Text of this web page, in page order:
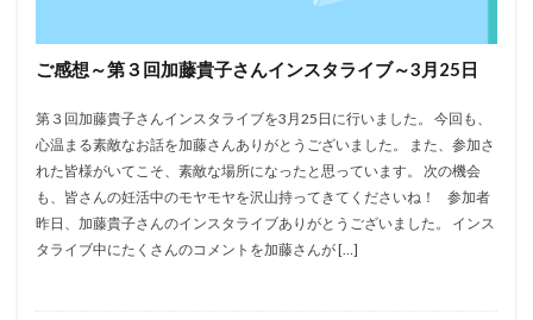
ご感想～第３回加藤貴子さんインスタライブ～3月25日
第３回加藤貴子さんインスタライブを3月25日に行いました。 今回も、
心温まる素敵なお話を加藤さんありがとうございました。 また、参加さ
れた皆様がいてこそ、素敵な場所になったと思っています。 次の機会
も、皆さんの妊活中のモヤモヤを沢山持ってきてくださいね！ 参加者
昨日、加藤貴子さんのインスタライブありがとうございました。 インス
タライブ中にたくさんのコメントを加藤さんが […]